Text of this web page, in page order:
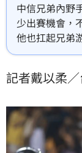
中信兄弟內野
少出賽機會，
他也扛起兄弟
守位，他認為
記者戴以柔